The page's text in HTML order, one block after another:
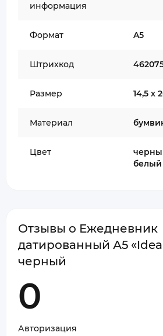
информация
Формат A5
Штрихкод
Размер 14,5 х
Материал
Цвет
белый
Отзывы о Ежедневник
датированный А5
черный
0
Авторизация